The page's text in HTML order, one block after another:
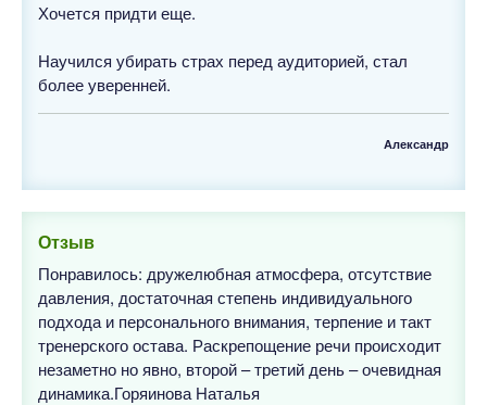
Хочется придти еще.
Научился убирать страх перед аудиторией, стал
более уверенней.
Александр
Отзыв
Понравилось: дружелюбная атмосфера, отсутствие
давления, достаточная степень индивидуального
подхода и персонального внимания, терпение и такт
тренерского остава. Раскрепощение речи происходит
незаметно но явно, второй – третий день – очевидная
динамика.Горяинова Наталья